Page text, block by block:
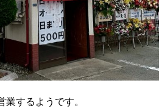
するようです。